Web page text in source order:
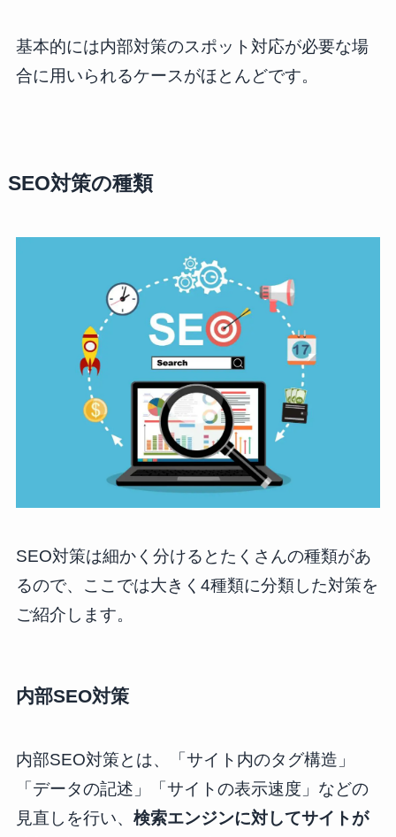
基本的には内部対策のスポット対応が必要な場
合に用いられるケースがほとんどです。
SEO対策の種類
SEO対策は細かく分けるとたくさんの種類があ
るので、ここでは大きく4種類に分類した対策を
ご紹介します。
内部SEO対策
内部SEO対策とは、「サイト内のタグ構造」
「データの記述」「サイトの表示速度」などの
見直しを行い、 検索エンジンに対してサイトが